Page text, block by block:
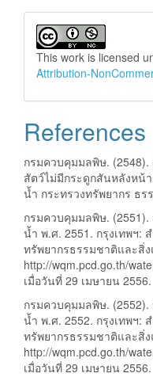
This work is licensed
Attribution-
References
กรมควบคุมมลพิษ.
สัตว์ไม่มีกระดูกสันหลังหน้
น้ำ กระทรวงทรัพยากร ธ
กรมควบคุมมลพิษ.
น้ำ พ.ศ. 2551. กรุงเทพฯ:
ทรัพยากรธรรมชาติและสิ่
http://wqm.pcd.go.th/
เมื่อวันที่ 29 เมษายน 2556.
กรมควบคุมมลพิษ.
น้ำ พ.ศ. 2552. กรุงเทพฯ:
ทรัพยากรธรรมชาติและสิ่
http://wqm.pcd.go.th/
เมื่อวันที่ 29 เมษายน 2556.